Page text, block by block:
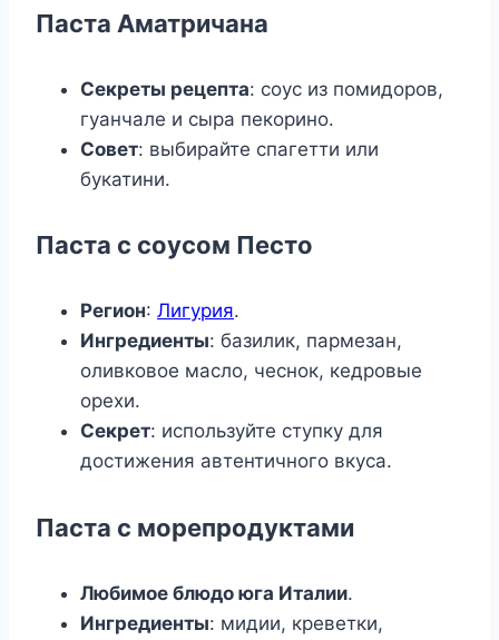
Паста Аматричана
Секреты рецепта: соус из помидоров,
гуанчале и сыра пекорино.
Совет: выбирайте спагетти или
букатини.
Паста с соусом Песто
Регион: Лигурия.
Ингредиенты: базилик, пармезан,
оливковое масло, чеснок, кедровые
орехи.
Секрет: используйте ступку для
достижения автентичного вкуса.
Паста с морепродуктами
Любимое блюдо юга Италии.
Ингредиенты: мидии, креветки,